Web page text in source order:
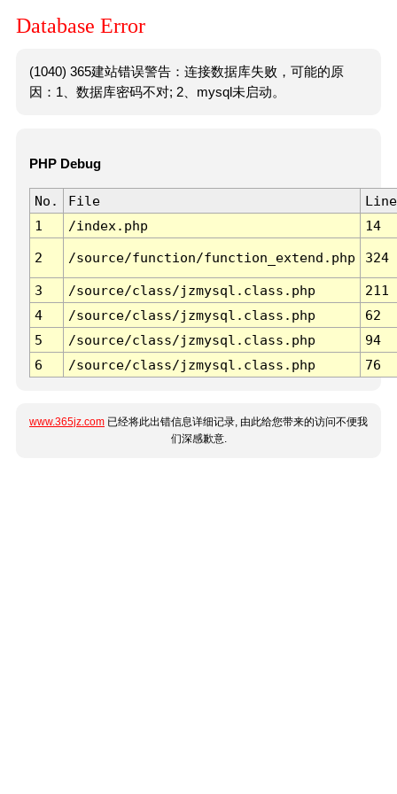
Database Error
(1040) 365建站错误警告：连接数据库失败，可能的原
因：1、数据库密码不对; 2、mysql未启动。
PHP Debug
No. File
Line
1
/index.php 14
2 /source/function/function_extend.php 324
3 /source/class/jzmysql.class.php
211
4
/source/class/jzmysql.class.php
62
5
/source/class/jzmysql.class.php
94
6
/source/class/jzmysql.class.php 76
www.365jz.com 已经将此出错信息详细记录, 由此给您带来的访问不便我
们深感歉意.